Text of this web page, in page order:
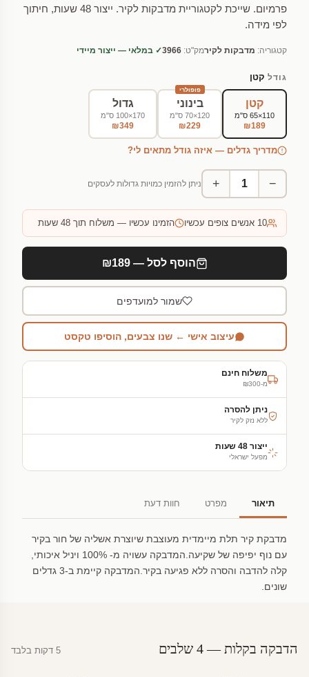
פרמיום. שייכת לקטגוריית מדבקות לקיר. ייצור 48 שעות, חיתוך
לפי מידה.
קטגוריה: מדבקות לקירמק"ט: 3966✓ במלאי — ייצור מיידי
גודל קטן
קטן
110×65 ס"מ
₪189
פופולרי
בינוני
120×70 ס"מ
₪229
גדול
170×100 ס"מ
₪349
מדריך גדלים — איזה גודל מתאים לי?
−
+ ניתן להזמין כמויות גדולות לעסקים
10 אנשים צופים עכשיו הזמינו עכשיו — משלוח תוך 48 שעות
הוסף לסל — ₪189
שמור למועדפים
עיצוב אישי ← שנו צבעים, הוסיפו טקסט
משלוח חינם
מ-₪300
ניתן להסרה
ללא נזק לקיר
ייצור 48 שעות
מפעל ישראלי
תיאור מפרט חוות דעת
מדבקת קיר תלת מיימדית מעוצבת שיוצרת אשליה של חור בקיר
עם נוף יפיפה של שקיעה.המדבקה עשויה מ- 100% ויניל איכותי,
קלה להדבה והסרה ללא פגיעה בקיר.המדבקה קיימת ב-3 גדלים
שונים.
הדבקה בקלות — 4 שלבים 5 דקות בלבד